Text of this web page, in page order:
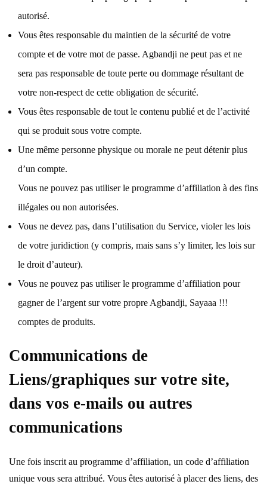
autorisé.
Vous êtes responsable du maintien de la sécurité de votre
compte et de votre mot de passe. Agbandji ne peut pas et ne
sera pas responsable de toute perte ou dommage résultant de
votre non-respect de cette obligation de sécurité.
Vous êtes responsable de tout le contenu publié et de l’activité
qui se produit sous votre compte.
Une même personne physique ou morale ne peut détenir plus
d’un compte.
Vous ne pouvez pas utiliser le programme d’affiliation à des fins
illégales ou non autorisées.
Vous ne devez pas, dans l’utilisation du Service, violer les lois
de votre juridiction (y compris, mais sans s’y limiter, les lois sur
le droit d’auteur).
Vous ne pouvez pas utiliser le programme d’affiliation pour
gagner de l’argent sur votre propre Agbandji, Sayaaa !!!
comptes de produits.
Communications de
Liens/graphiques sur votre site,
dans vos e-mails ou autres
communications
Une fois inscrit au programme d’affiliation, un code d’affiliation
unique vous sera attribué. Vous êtes autorisé à placer des liens, des